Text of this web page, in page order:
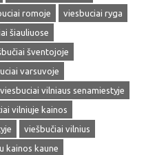
romoje
viesbuciai ryga
šiauliuose
šventojoje
varsuvoje
viesbuciai vilniaus senamiestyje
vilniuje kainos
viešbučiai vilnius
kainos kaune